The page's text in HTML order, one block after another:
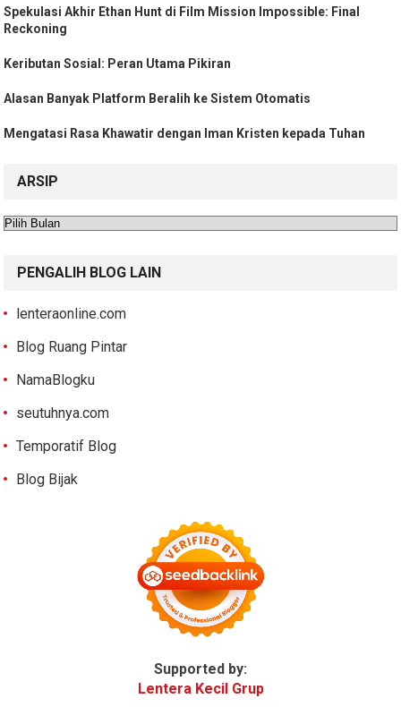
Spekulasi Akhir Ethan Hunt di Film Mission Impossible: Final
Reckoning
Keributan Sosial: Peran Utama Pikiran
Alasan Banyak Platform Beralih ke Sistem Otomatis
Mengatasi Rasa Khawatir dengan Iman Kristen kepada Tuhan
ARSIP
Arsip
PENGALIH BLOG LAIN
lenteraonline.com
Blog Ruang Pintar
NamaBlogku
seutuhnya.com
Temporatif Blog
Blog Bijak
Supported by:
Lentera Kecil Grup